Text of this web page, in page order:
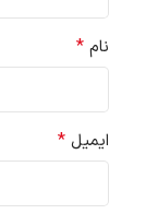
نام *
ایمیل *